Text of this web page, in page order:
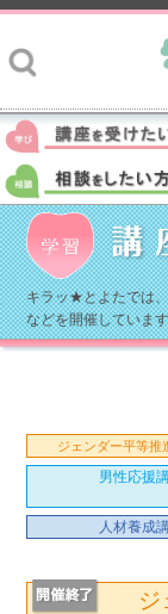
キラッ★とよたでは
などを開催していま
ジェンダー平等推
男性応援
人材養成
ジ